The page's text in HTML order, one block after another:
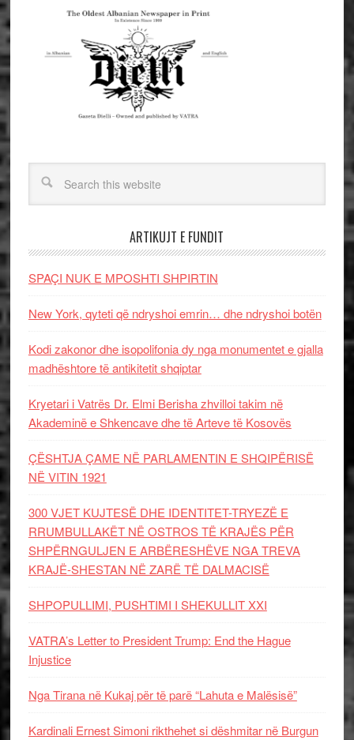
ARTIKUJT E FUNDIT
SPAÇI NUK E MPOSHTI SHPIRTIN
New York, qyteti që ndryshoi emrin… dhe ndryshoi botën
Kodi zakonor dhe isopolifonia dy nga monumentet e gjalla
madhështore të antikitetit shqiptar
Kryetari i Vatrës Dr. Elmi Berisha zhvilloi takim në
Akademinë e Shkencave dhe të Arteve të Kosovës
ÇËSHTJA ÇAME NË PARLAMENTIN E SHQIPËRISË
NË VITIN 1921
300 VJET KUJTESË DHE IDENTITET-TRYEZË E
RRUMBULLAKËT NË OSTROS TË KRAJËS PËR
SHPËRNGULJEN E ARBËRESHËVE NGA TREVA
KRAJË-SHESTAN NË ZARË TË DALMACISË
SHPOPULLIMI, PUSHTIMI I SHEKULLIT XXI
VATRA’s Letter to President Trump: End the Hague
Injustice
Nga Tirana në Kukaj për të parë “Lahuta e Malësisë”
Kardinali Ernest Simoni rikthehet si dëshmitar në Burgun